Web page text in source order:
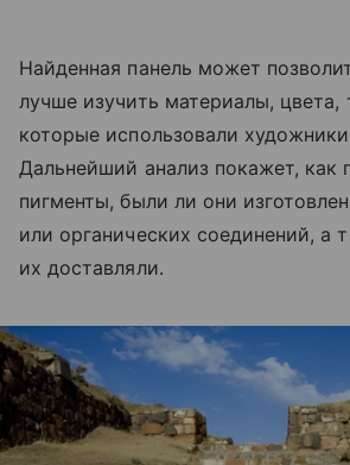
Найденная панель может
лучше изучить материалы, цвета,
которые использовали
Дальнейший анализ покажет, как
пигменты, были ли они
или органических соединений, а
их доставляли.